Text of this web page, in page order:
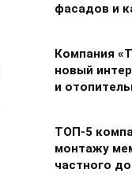
фасадов и
Компания
новый
и
ТОП-5
монтажу
частного